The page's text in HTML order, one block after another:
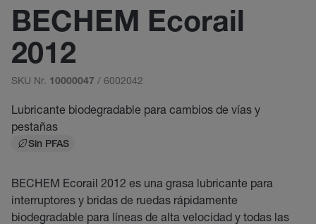
BECHEM Ecorail
2012
SKU Nr. 10000047 / 6002042
Lubricante biodegradable para cambios de vías y
pestañas
Sin PFAS
BECHEM Ecorail 2012 es una grasa lubricante para
interruptores y bridas de ruedas rápidamente
biodegradable para líneas de alta velocidad y todas las